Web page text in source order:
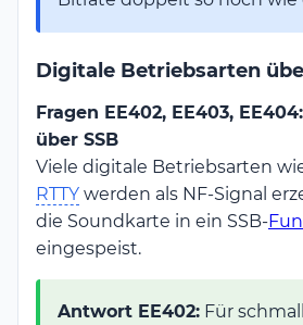
Digitale Betriebsarten
Fragen EE402, EE403,
über SSB
Viele digitale Betriebsarten
RTTY werden als NF-Signal
die Soundkarte in ein SSB-
eingespeist.
Antwort EE402: Für